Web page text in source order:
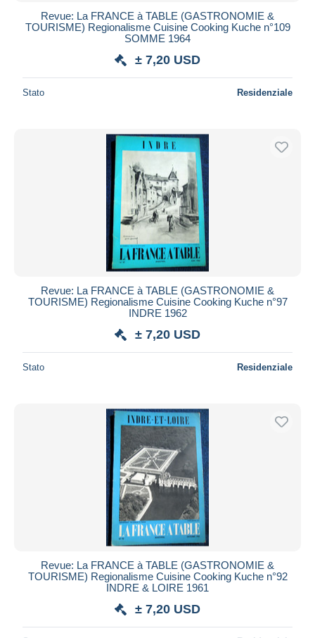
Revue: La FRANCE à TABLE (GASTRONOMIE &
TOURISME) Regionalisme Cuisine Cooking Kuche n°109
SOMME 1964
± 7,20 USD
Stato Residenziale
Revue: La FRANCE à TABLE (GASTRONOMIE &
TOURISME) Regionalisme Cuisine Cooking Kuche n°97
INDRE 1962
± 7,20 USD
Stato Residenziale
Revue: La FRANCE à TABLE (GASTRONOMIE &
TOURISME) Regionalisme Cuisine Cooking Kuche n°92
INDRE & LOIRE 1961
± 7,20 USD